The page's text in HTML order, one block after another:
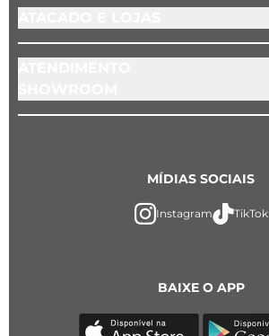
BAIXE O APP
MÍDIAS SOCIAIS
Instagram TikTok